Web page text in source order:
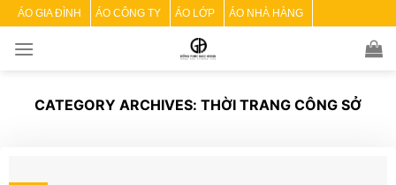
Skip
content
ÁO GIA ĐÌNH ÁO CÔNG TY ÁO LỚP ÁO NHÀ HÀNG
CATEGORY ARCHIVES: THỜI TRANG CÔNG SỞ